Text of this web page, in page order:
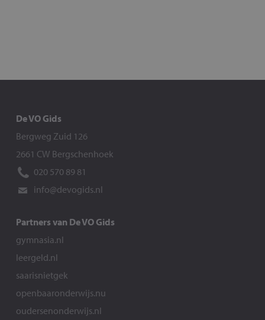
De VO Gids
Bergweg Zuid 126
2661 CW Bergschenhoek
020 570 89 81
info@devogids.nl
Partners van De VO Gids
gymnasia.nl
leergeld.nl
saarisnietgek
openbaaronderwijs.nu
oudersenonderwijs.nl